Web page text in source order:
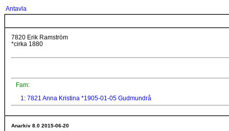
Antavla
7820 Erik Ramström
*cirka 1880
Fam:
1: 7821 Anna Kristina *1905-01-05 Gudmundrå
Anarkiv 8.0 2015-06-20